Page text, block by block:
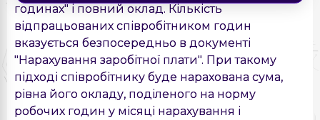
годинах" і повний оклад. Кількість
відпрацьованих співробітником годин
вказується безпосередньо в документі
"Нарахування заробітної плати". При такому
підході співробітнику буде нарахована сума,
рівна його окладу, поділеного на норму
робочих годин у місяці нарахування і